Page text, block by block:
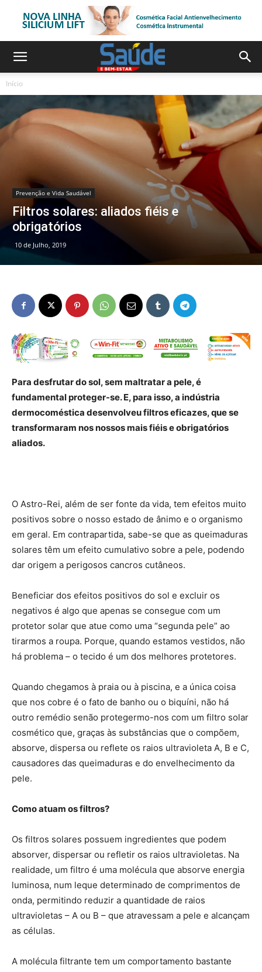
Início
Prevenção e Vida Saudável
Filtros solares: aliados fiéis e
obrigatórios
10 de Julho, 2019
Para desfrutar do sol, sem maltratar a pele, é
fundamental proteger-se. E, para isso, a indústria
dermocoméstica desenvolveu filtros eficazes, que se
transformaram nos nossos mais fiéis e obrigatórios
aliados.
O Astro-Rei, além de ser fonte da vida, tem efeitos muito
positivos sobre o nosso estado de ânimo e o organismo
em geral. Em contrapartida, sabe-se que as queimaduras
solares têm um efeito cumulativo sobre a pele, podendo
dar origem a perigosos cancros cutâneos.
Beneficiar dos efeitos positivos do sol e excluir os
negativos é algo que apenas se consegue com um
protetor solar que atue como uma “segunda pele” ao
tirarmos a roupa. Porque, quando estamos vestidos, não
há problema – o tecido é um dos melhores protetores.
Quando chegamos à praia ou à piscina, e a única coisa
que nos cobre é o fato de banho ou o biquíni, não há
outro remédio senão protegermo-nos com um filtro solar
cosmético que, graças às substâncias que o compõem,
absorve, dispersa ou reflete os raios ultravioleta A, B e C,
causadores das queimaduras e do envelhecimento da
pele.
Como atuam os filtros?
Os filtros solares possuem ingredientes que podem
absorver, dispersar ou refletir os raios ultravioletas. Na
realidade, um filtro é uma molécula que absorve energia
luminosa, num leque determinado de comprimentos de
onda, permitindo reduzir a quantidade de raios
ultravioletas – A ou B – que atravessam a pele e alcançam
as células.
A molécula filtrante tem um comportamento bastante